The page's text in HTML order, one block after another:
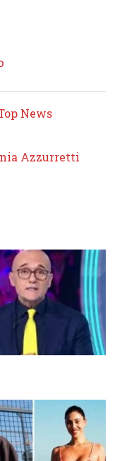
News
Azzurretti